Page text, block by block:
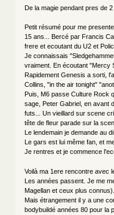
De la magie pendant pres de 2
Petit résumé pour me
15 ans... Bercé par Francis
frere et ecoutant du U2 et
Je connaissais
vraiment. En écoutant "Mercy
Rapidement Genesis a sorti,
Collins, "in the air tonight"
Puis, M6 passe Culture Rock
sage, Peter Gabriel, en avant
futs... Un vieillard sur scene
tête de fleur parade sur la
Le lendemain je demande au
Le gars est lui même fan, et
Je rentres et je commence
Voilà ma 1ere rencontre avec
Les années passent. Je me
Magellan et ceux plus connus)...
Mais étrangement il y a une
bodybuildé années 80 pour la